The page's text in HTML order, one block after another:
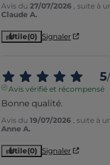
Avis du 27/07/2026
, suite à
Claude A.
Utile(0) Signaler
5/
Avis vérifié et récompensé
Bonne qualité.
Avis du 19/07/2026
, suite à
Anne A.
Utile(0) Signaler